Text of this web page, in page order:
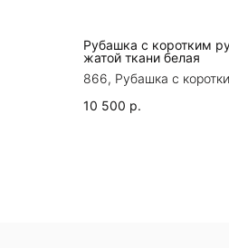
Рубашка с коротким
жатой ткани белая
866, Рубашка с
10 500 р.